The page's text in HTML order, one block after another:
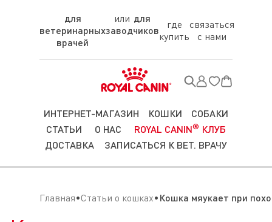
для
ветеринарных
врачей
для
заводчиков
где
купить
связаться
с нами
ИНТЕРНЕТ-МАГАЗИН КОШКИ
СОБАКИ
СТАТЬИ
О НАС ROYAL CANIN® КЛУБ
ДОСТАВКА
ЗАПИСАТЬСЯ К ВЕТ. ВРАЧУ
Главная Статьи о кошках Кошка мяукает при